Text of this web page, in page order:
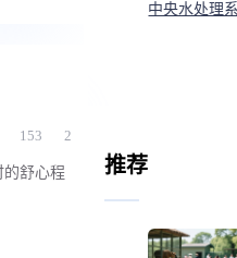
153 2
的舒心程
推荐